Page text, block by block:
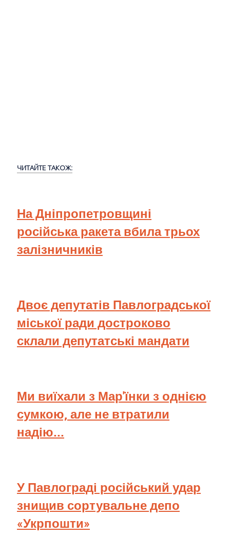
ЧИТАЙТЕ ТАКОЖ:
На Дніпропетровщині
російська ракета вбила трьох
залізничників
Двоє депутатів Павлоградської
міської ради достроково
склали депутатські мандати
Ми виїхали з Мар'їнки з однією
сумкою, але не втратили
надію...
У Павлограді російський удар
знищив сортувальне депо
«Укрпошти»